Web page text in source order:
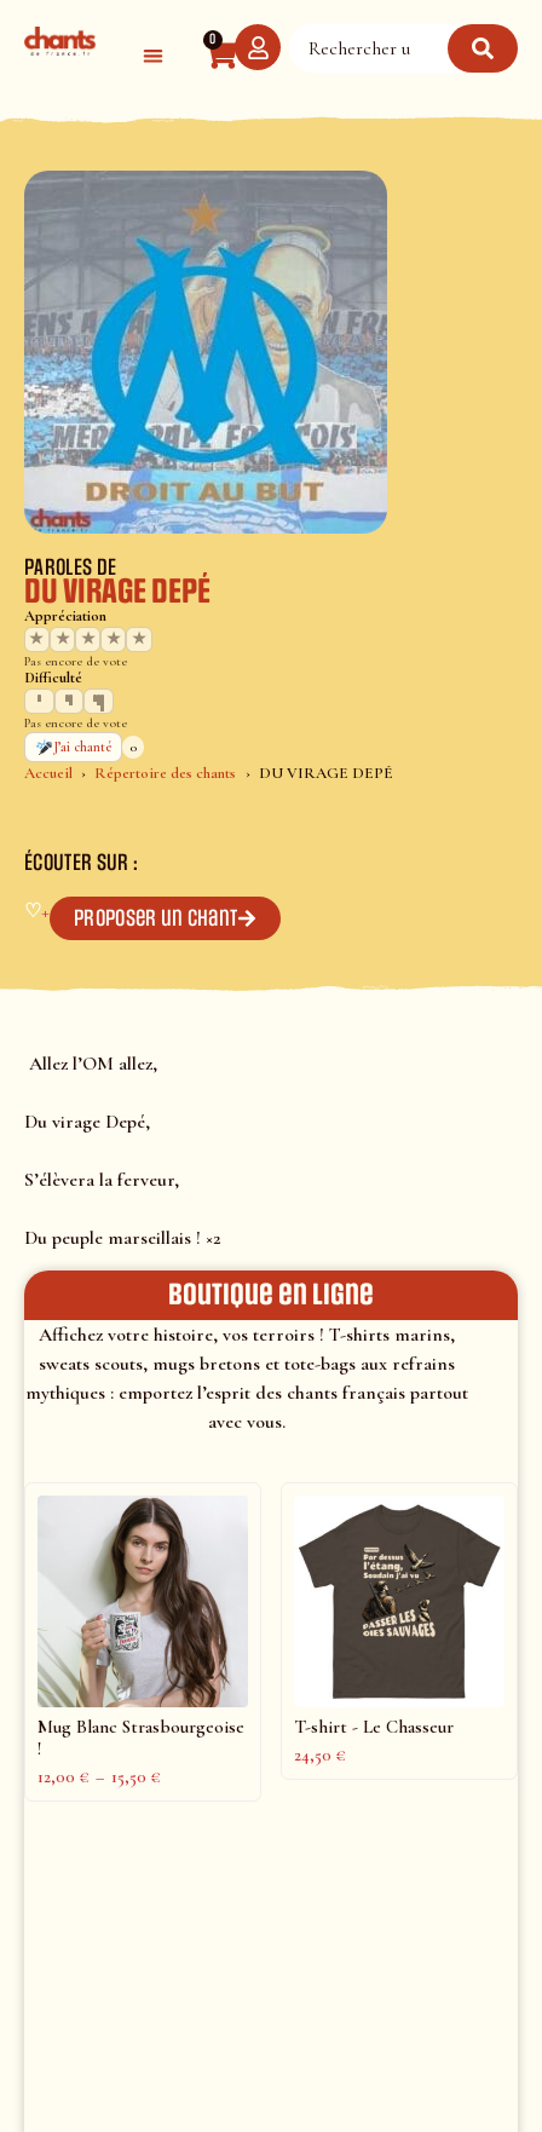
0
Accueil Répertoire des chants DU VIRAGE DEPÉ
PAROLES DE
DU VIRAGE DEPÉ
Appréciation
★
★ ★ ★ ★
Pas encore de vote
Difficulté
Pas encore de vote
J’ai chanté
0
ÉCOUTER SUR :
♡+ Proposer un chant
Allez l’OM allez,
Du virage Depé,
S’élèvera la ferveur,
Du peuple marseillais ! ×2
Boutique en ligne
Affichez votre histoire, vos terroirs ! T-shirts marins,
sweats scouts, mugs bretons et tote-bags aux refrains
mythiques : emportez l’esprit des chants français partout
avec vous.
Mug Blanc Strasbourgeoise
!
12,00 € – 15,50 €
T-shirt - Le Chasseur
24,50 €